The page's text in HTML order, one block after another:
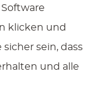
klicken und
sein, dass
und alle